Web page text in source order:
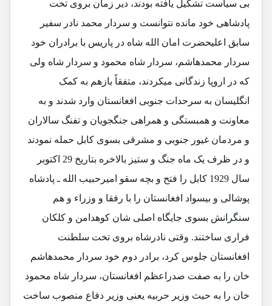
بی سیاست تشکیل یافته بودند، دیر زمان بروی تخت
پادشاهی خود مانده نتوانست و سردار محمد نادر سفیر
سابق اعلیحضرت امان الله شاه در پاریس با برادران خود
سردار محمدهاشم، سردار شاه محمود و سردار شاه ولی
که در اروپا زندگانی میکردند، متفقاً بازهم به کمک
انگلیسان به سرحدات جنوبی افغانستان وارد شدند و به
معاونت و همبستگی و همراهی جنگجویان و تفنگ سالاران
و مردمان غیور جنوبی و مشرقی بسوی کابل حمله نمودند
و در ظرف یک ماه جنگ و ستیز بالاخره بتاریخ 29 اکتوبر
سال 1929 کابل را فتح و بچه سقو امیرحبیب الله ـ پادشاه
پوشالی و بیسواد افغانستان را با رفقا و وزراء و هم
سنگرانش بسوی جایگاه اصلی شان کوهدامن و کلکان
فراری ساختند. وقتی نادرشاه بروی تخت سلطنت
افغانستان جلوس کرد، برادر دوم خود سردار محمدهاشم
خان را به صفت صدراعظم افغانستان، سردار شاه محمود
خان را به حیث وزیر حربیه یعنی وزیر دفاع منصوب ساخت